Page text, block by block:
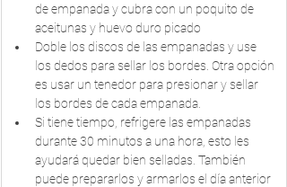
de empanada y cubra con un poquito de
aceitunas y huevo duro picado
Doble los discos de las empanadas y use
los dedos para sellar los bordes. Otra opción
es usar un tenedor para presionar y sellar
los bordes de cada empanada.
Si tiene tiempo, refrigere las empanadas
durante 30 minutos a una hora, esto les
ayudará quedar bien selladas. También
puede prepararlos y armarlos el día anterior